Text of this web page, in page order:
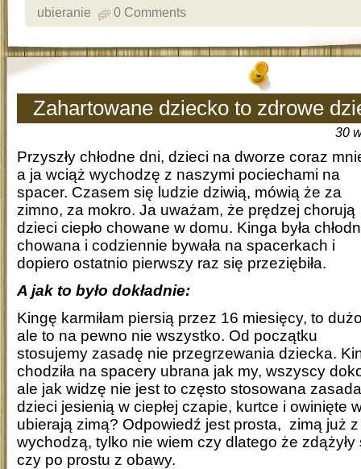
ubieranie
0 Comments
Zahartowane dziecko to zdrowe
30
Przyszły chłodne dni, dzieci na dworze coraz
a ja wciąż wychodzę z naszymi pociechami na
spacer. Czasem się ludzie dziwią, mówią że za
zimno, za mokro. Ja uważam, że prędzej chorują
dzieci ciepło chowane w domu. Kinga była
chowana i codziennie bywała na spacerkach i
dopiero ostatnio pierwszy raz się przeziębiła.
A jak to było dokładnie:
Kingę karmiłam piersią przez 16 miesięcy, to
ale to na pewno nie wszystko. Od początku
stosujemy zasadę nie przegrzewania dziecka.
chodziła na spacery ubrana jak my, wszyscy
ale jak widzę nie jest to często stosowana
dzieci jesienią w ciepłej czapie, kurtce i owinięte
ubierają zimą? Odpowiedź jest prosta, zimą już
wychodzą, tylko nie wiem czy dlatego że
czy po prostu z obawy.